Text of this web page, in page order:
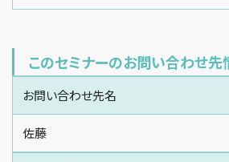
このセミナーのお問い合わせ先
お問い合わせ先名
佐藤